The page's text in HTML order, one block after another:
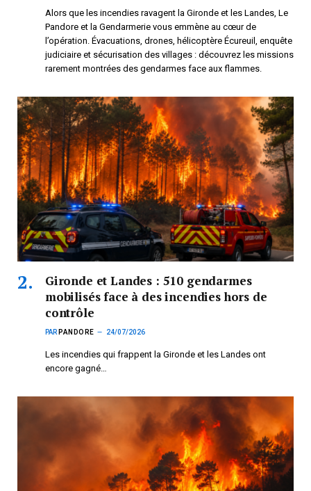
Alors que les incendies ravagent la Gironde et les Landes, Le
Pandore et la Gendarmerie vous emmène au cœur de
l’opération. Évacuations, drones, hélicoptère Écureuil, enquête
judiciaire et sécurisation des villages : découvrez les missions
rarement montrées des gendarmes face aux flammes.
Gironde et Landes : 510 gendarmes
mobilisés face à des incendies hors de
contrôle
PAR PANDORE 24/07/2026
Les incendies qui frappent la Gironde et les Landes ont
encore gagné…